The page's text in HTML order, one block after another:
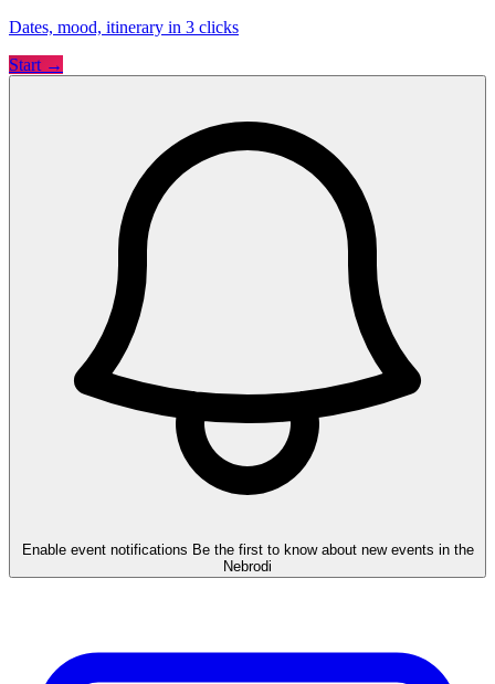
Dates, mood, itinerary in 3 clicks
Start →
Enable event notifications Be the first to know about new events in the
Nebrodi